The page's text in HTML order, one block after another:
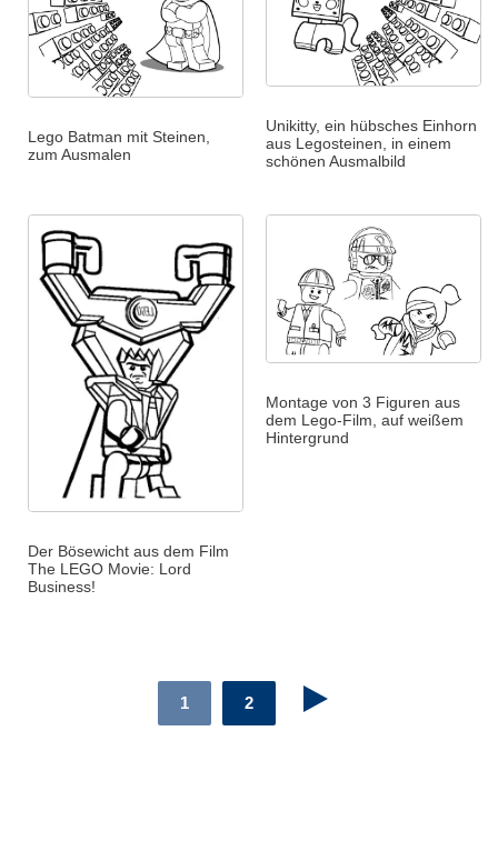
Lego Batman mit Steinen,
zum Ausmalen
Unikitty, ein hübsches Einhorn
aus Legosteinen, in einem
schönen Ausmalbild
Der Bösewicht aus dem Film
The LEGO Movie: Lord
Business!
Montage von 3 Figuren aus
dem Lego-Film, auf weißem
Hintergrund
1 2